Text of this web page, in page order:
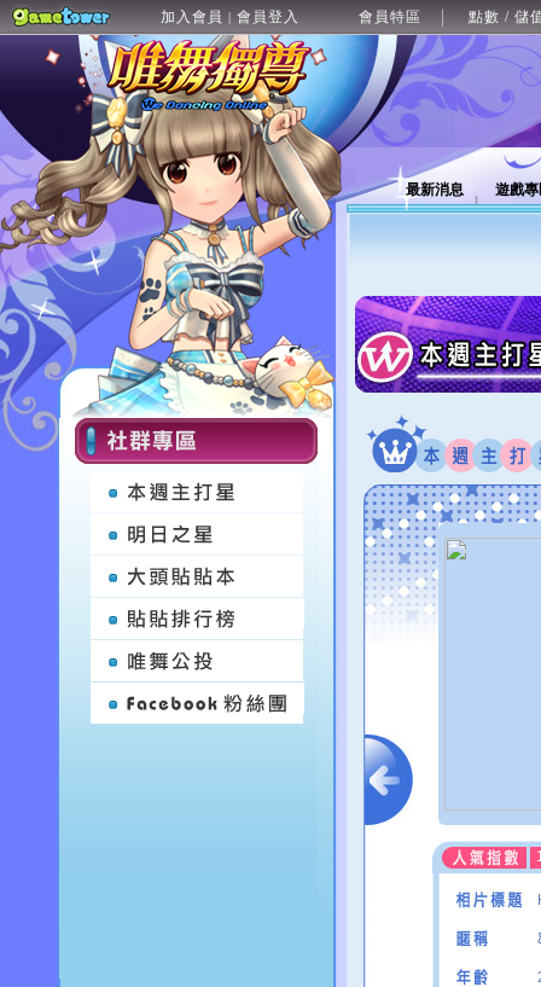
加入會員 | 會員登入 會員特區 點數 / 儲
最新消息 遊戲